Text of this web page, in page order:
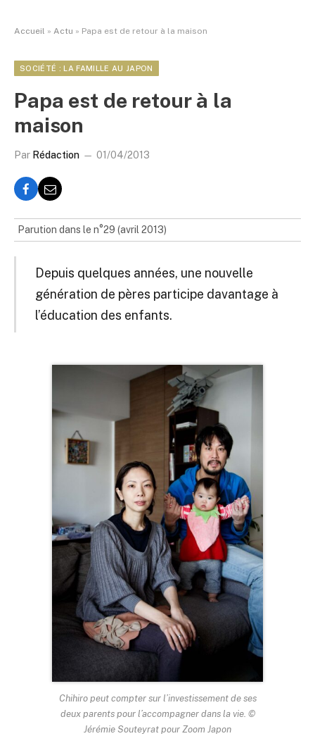
Accueil » Actu » Papa est de retour à la maison
SOCIÉTÉ : LA FAMILLE AU JAPON
Papa est de retour à la
maison
Par Rédaction 01/04/2013
Parution dans le n°29 (avril 2013)
Depuis quelques années, une nouvelle
génération de pères participe davantage à
l’éducation des enfants.
Chihiro peut compter sur l’investissement de ses
deux parents pour l’accompagner dans la vie. ©
Jérémie Souteyrat pour Zoom Japon